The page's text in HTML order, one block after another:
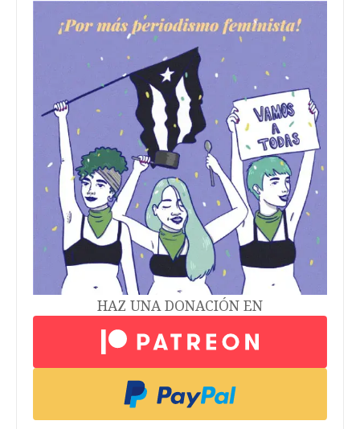
HAZ UNA DONACIÓN EN